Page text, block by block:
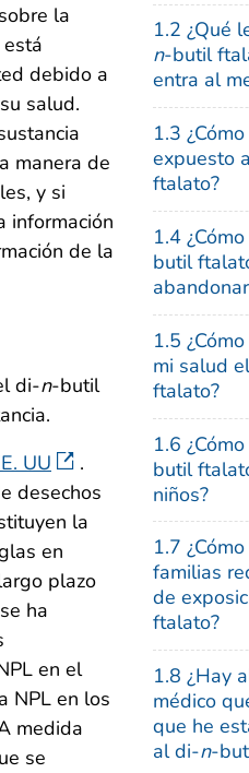
1.2 ¿Qué
n-butil
entra al
1.3
expuesto
ftalato?
1.4
butil
1.5
mi salud
ftalato?
1.6
butil
niños?
1.7
familias
de
ftalato?
1.8 ¿Hay
médico
que he
al di-n-
la
debido a
salud.
manera de
y si
información
de la
di-n-butil
UU
.
desechos
la
en
plazo
ha
en el
NPL en los
medida
se